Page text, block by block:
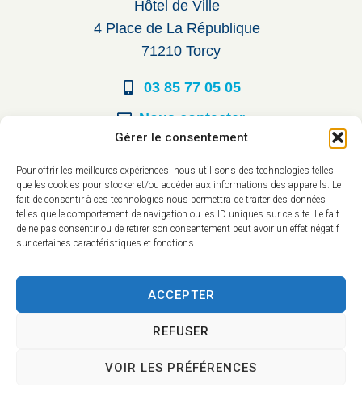
Gérer le consentement
Pour offrir les meilleures expériences, nous utilisons des technologies telles
que les cookies pour stocker et/ou accéder aux informations des appareils. Le
fait de consentir à ces technologies nous permettra de traiter des données
telles que le comportement de navigation ou les ID uniques sur ce site. Le fait
de ne pas consentir ou de retirer son consentement peut avoir un effet négatif
sur certaines caractéristiques et fonctions.
ACCEPTER
REFUSER
VOIR LES PRÉFÉRENCES
Hôtel de Ville
4 Place de La République
71210 Torcy
03 85 77 05 05
Nous contacter
Du lundi au vendredi :
8h30 à 12h00